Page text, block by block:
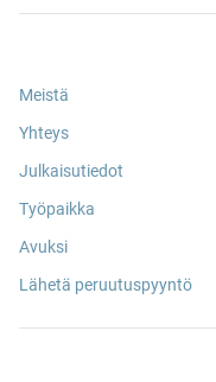
Meistä
Yhteys
Julkaisutiedot
Työpaikka
Avuksi
Lähetä peruutuspyyntö